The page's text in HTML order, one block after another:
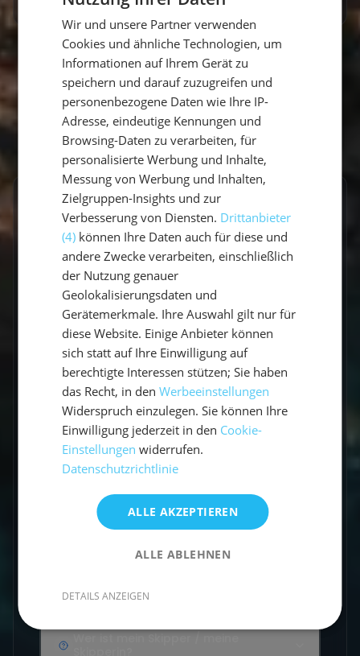
Frequently Asked Questions
An Bord
45 Questions
Buchung
24 Questions
Vorbereitung
11 Questions
Wie viele Seemeilen segelt man in
gesprochen?
Wir und unsere Partner verwenden
Cookies und ähnliche Technologien, um
Informationen auf Ihrem Gerät zu
speichern und darauf zuzugreifen und
personenbezogene Daten wie Ihre IP-
Adresse, eindeutige Kennungen und
Browsing-Daten zu verarbeiten, für
personalisierte Werbung und Inhalte,
Messung von Werbung und Inhalten,
Zielgruppen-Insights und zur
Verbesserung von Diensten. Drittanbieter
(4) können Ihre Daten auch für diese und
andere Zwecke verarbeiten, einschließlich
der Nutzung genauer
Geolokalisierungsdaten und
Gerätemerkmale. Ihre Auswahl gilt nur für
diese Website. Einige Anbieter können
sich statt auf Ihre Einwilligung auf
berechtigte Interessen stützen; Sie haben
das Recht, in denWerbeeinstellungen
Widerspruch einzulegen. Sie können Ihre
Einwilligung jederzeit in den Cookie-
Einstellungen widerrufen.
Datenschutzrichtlinie
ALLE AKZEPTIEREN
ALLE ABLEHNEN
DETAILS ANZEIGEN